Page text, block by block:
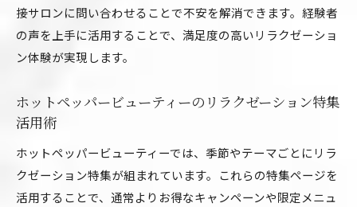
接サロンに問い合わせることで不安を解消できます。経験者
の声を上手に活用することで、満足度の高いリラクゼーショ
ン体験が実現します。
ホットペッパービューティーのリラクゼーション特集
活用術
ホットペッパービューティーでは、季節やテーマごとにリラ
クゼーション特集が組まれています。これらの特集ページを
活用することで、通常よりお得なキャンペーンや限定メニュ